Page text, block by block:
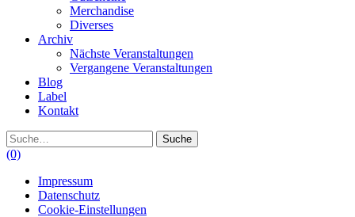
Merchandise
Diverses
Archiv
Nächste Veranstaltungen
Vergangene Veranstaltungen
Blog
Label
Kontakt
Suche
(0)
Impressum
Datenschutz
Cookie-Einstellungen